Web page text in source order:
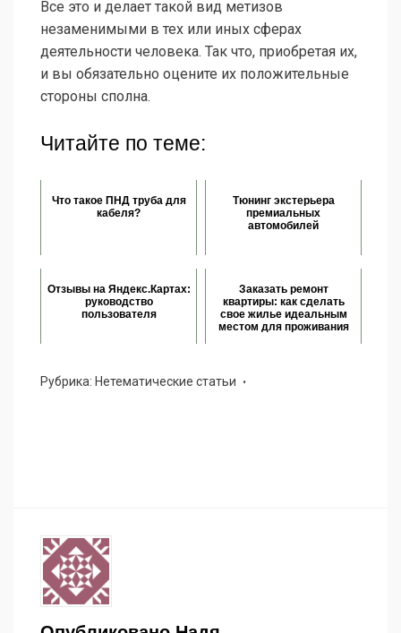
Все это и делает такой вид метизов
незаменимыми в тех или иных сферах
деятельности человека. Так что, приобретая их,
и вы обязательно оцените их положительные
стороны сполна.
Читайте по теме:
Что такое ПНД труба для
кабеля?
Тюнинг экстерьера
премиальных
автомобилей
Отзывы на Яндекс.Картах:
руководство
пользователя
Заказать ремонт
квартиры: как сделать
свое жилье идеальным
местом для проживания
Рубрика: Нетематические статьи